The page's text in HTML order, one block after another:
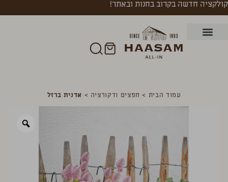
קולקציה חדשה בקרוב בחנות ובאתר!
עמוד הבית > חפצים ודקורציה > אדנית ברזל